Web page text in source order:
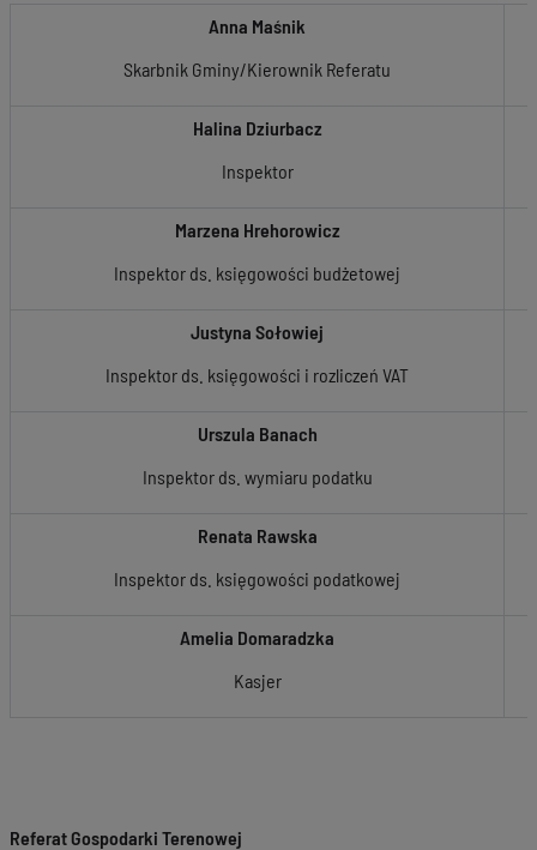
Anna Maśnik
Skarbnik Gminy/Kierownik Referatu
Halina Dziurbacz
Inspektor
Marzena Hrehorowicz
Inspektor ds. księgowości budżetowej
Justyna Sołowiej
Inspektor ds. księgowości i rozliczeń VAT
Urszula Banach
Inspektor ds. wymiaru podatku
Renata Rawska
Inspektor ds. księgowości podatkowej
Amelia Domaradzka
Kasjer
Referat Gospodarki Terenowej